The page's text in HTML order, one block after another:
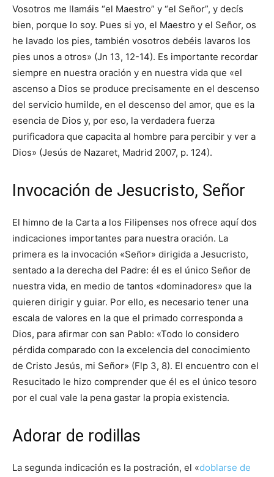
Vosotros me llamáis “el Maestro” y “el Señor”, y decís
bien, porque lo soy. Pues si yo, el Maestro y el Señor, os
he lavado los pies, también vosotros debéis lavaros los
pies unos a otros» (Jn 13, 12-14). Es importante recordar
siempre en nuestra oración y en nuestra vida que «el
ascenso a Dios se produce precisamente en el descenso
del servicio humilde, en el descenso del amor, que es la
esencia de Dios y, por eso, la verdadera fuerza
purificadora que capacita al hombre para percibir y ver a
Dios» (Jesús de Nazaret, Madrid 2007, p. 124).
Invocación de Jesucristo, Señor
El himno de la Carta a los Filipenses nos ofrece aquí dos
indicaciones importantes para nuestra oración. La
primera es la invocación «Señor» dirigida a Jesucristo,
sentado a la derecha del Padre: él es el único Señor de
nuestra vida, en medio de tantos «dominadores» que la
quieren dirigir y guiar. Por ello, es necesario tener una
escala de valores en la que el primado corresponda a
Dios, para afirmar con san Pablo: «Todo lo considero
pérdida comparado con la excelencia del conocimiento
de Cristo Jesús, mi Señor» (Flp 3, 8). El encuentro con el
Resucitado le hizo comprender que él es el único tesoro
por el cual vale la pena gastar la propia existencia.
Adorar de rodillas
La segunda indicación es la postración, el «doblarse de